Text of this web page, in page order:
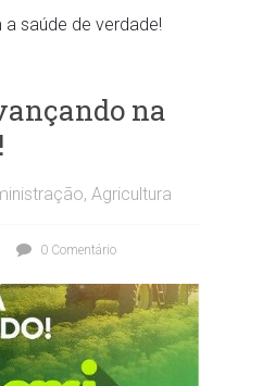
saúde de verdade!
na
, Agricultura
0 Comentário